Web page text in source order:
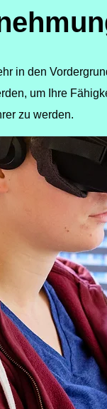
in den
um Ihre
zu werden.